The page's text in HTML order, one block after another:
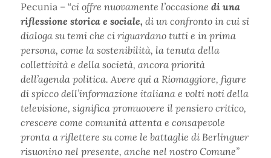
Pecunia – “ci offre nuovamente l’occasione di una
riflessione storica e sociale, di un confronto in cui si
dialoga su temi che ci riguardano tutti e in prima
persona, come la sostenibilità, la tenuta della
collettività e della società, ancora priorità
dell’agenda politica. Avere qui a Riomaggiore, figure
di spicco dell’informazione italiana e volti noti della
televisione, significa promuovere il pensiero critico,
crescere come comunità attenta e consapevole
pronta a riflettere su come le battaglie di Berlinguer
risuonino nel presente, anche nel nostro Comune”